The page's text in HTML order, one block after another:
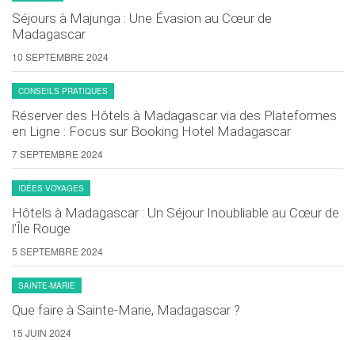
Séjours à Majunga : Une Évasion au Cœur de
Madagascar
10 SEPTEMBRE 2024
CONSEILS PRATIQUES
Réserver des Hôtels à Madagascar via des Plateformes
en Ligne : Focus sur Booking Hotel Madagascar
7 SEPTEMBRE 2024
IDÉES VOYAGES
Hôtels à Madagascar : Un Séjour Inoubliable au Cœur de
l’Île Rouge
5 SEPTEMBRE 2024
SAINTE-MARIE
Que faire à Sainte-Marie, Madagascar ?
15 JUIN 2024